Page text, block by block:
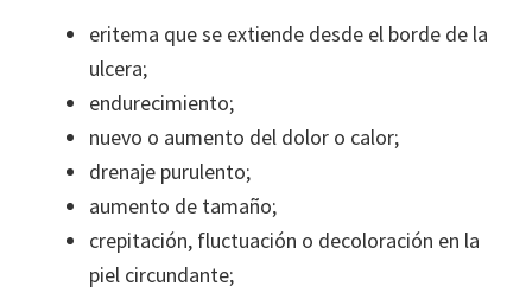
eritema que se extiende desde el borde de la
ulcera;
endurecimiento;
nuevo o aumento del dolor o calor;
drenaje purulento;
aumento de tamaño;
crepitación, fluctuación o decoloración en la
piel circundante;